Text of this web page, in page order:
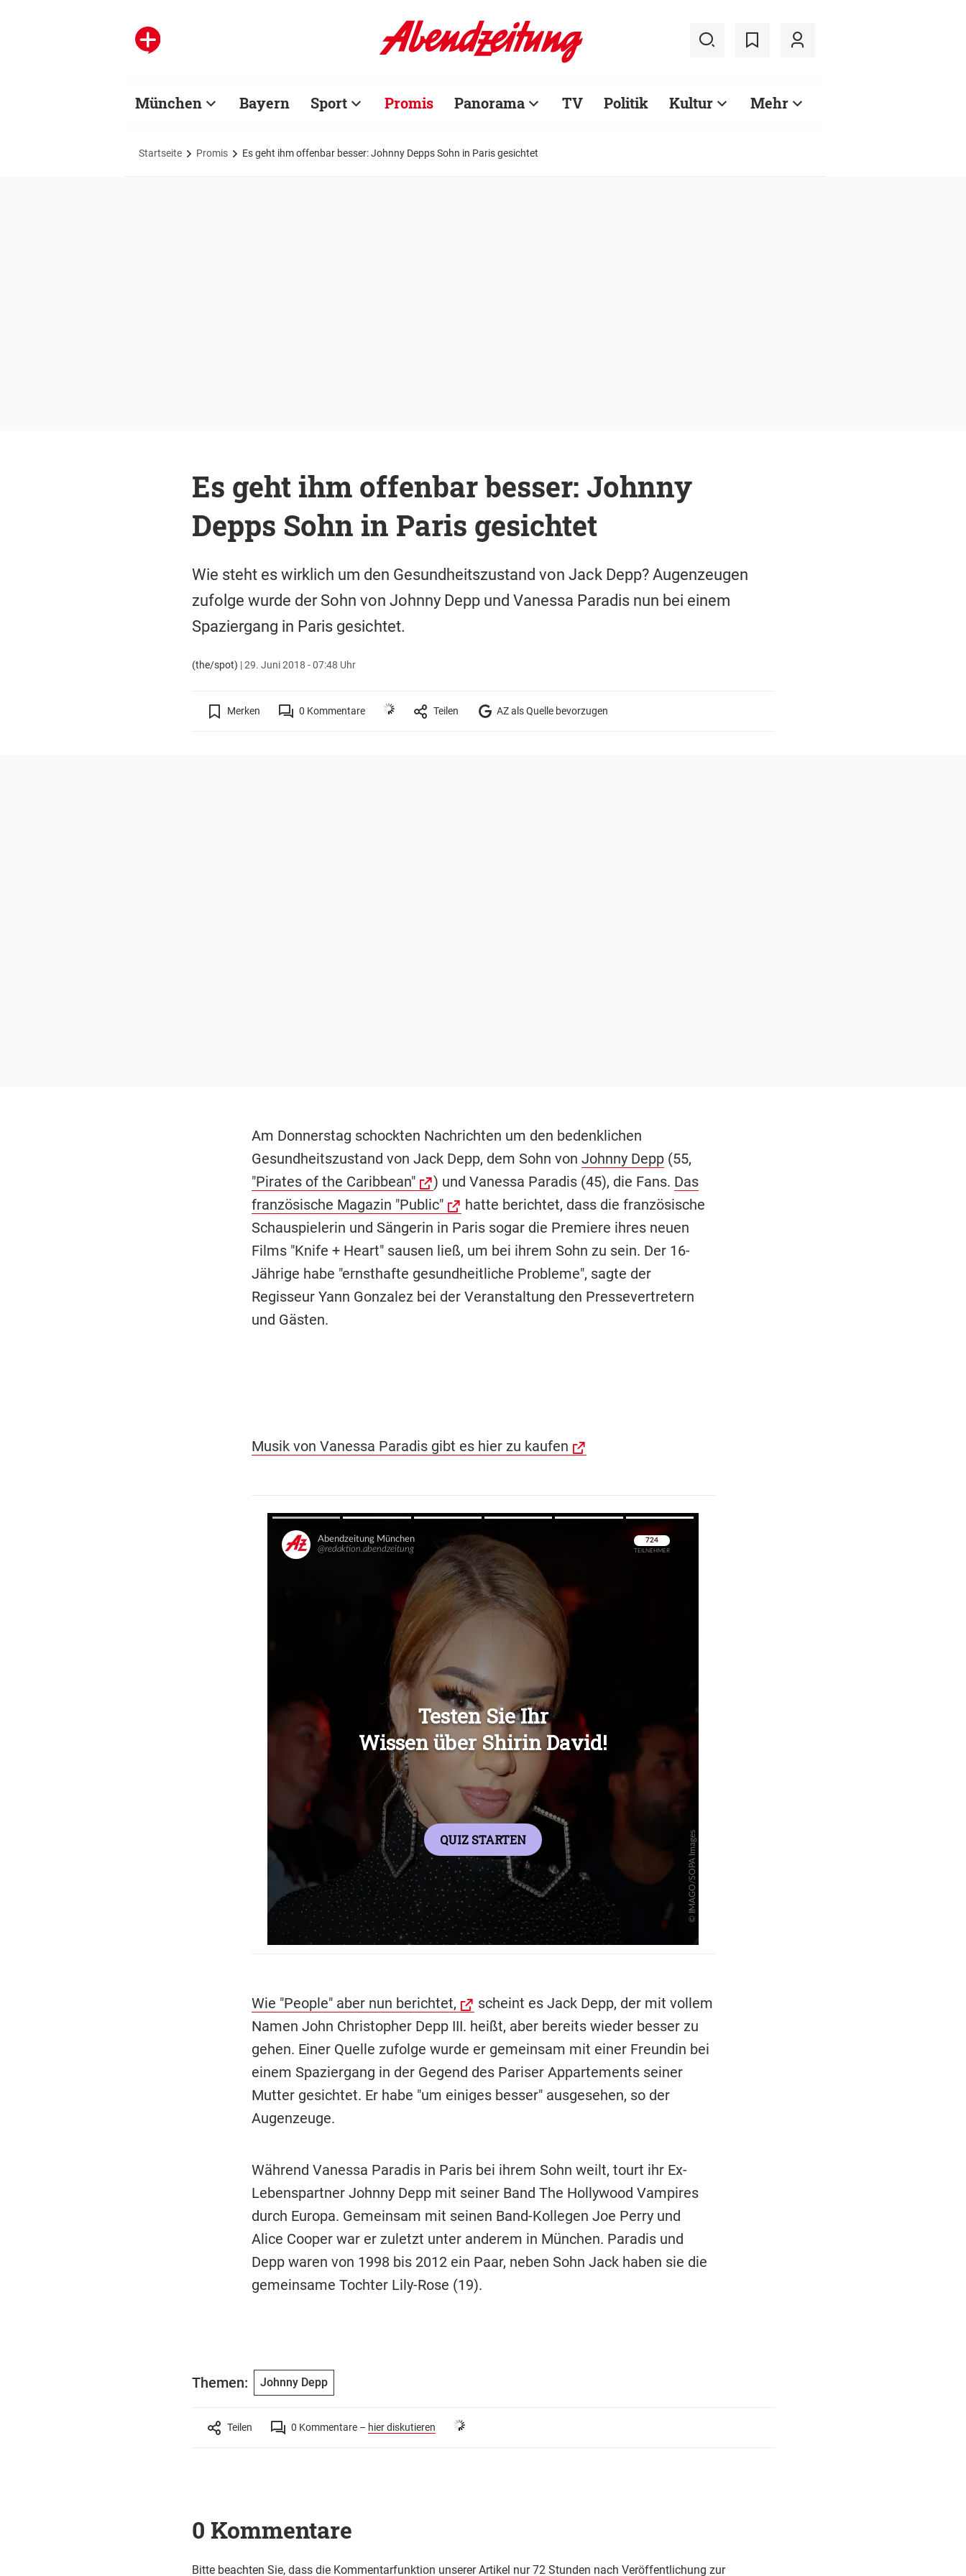
München Bayern Sport Promis Panorama TV Politik Kultur Mehr
Startseite Promis Es geht ihm offenbar besser: Johnny Depps Sohn in Paris gesichtet
Es geht ihm offenbar besser: Johnny
Depps Sohn in Paris gesichtet
Wie steht es wirklich um den Gesundheitszustand von Jack Depp? Augenzeugen
zufolge wurde der Sohn von Johnny Depp und Vanessa Paradis nun bei einem
Spaziergang in Paris gesichtet.
(the/spot) |29. Juni 2018 - 07:48 Uhr
Merken 0 Kommentare Teilen AZ als Quelle bevorzugen
Am Donnerstag schockten Nachrichten um den bedenklichen
Gesundheitszustand von Jack Depp, dem Sohn von Johnny Depp(55,
"Pirates of the Caribbean"
) und Vanessa Paradis (45), die Fans. Das
französische Magazin "Public"
hatte berichtet, dass die französische
Schauspielerin und Sängerin in Paris sogar die Premiere ihres neuen
Films "Knife + Heart" sausen ließ, um bei ihrem Sohn zu sein. Der 16-
Jährige habe "ernsthafte gesundheitliche Probleme", sagte der
Regisseur Yann Gonzalez bei der Veranstaltung den Pressevertretern
und Gästen.
Musik von Vanessa Paradis gibt es hier zu kaufen
Überspringen
Wie "People" aber nun berichtet,
scheint es Jack Depp, der mit vollem
Namen John Christopher Depp III. heißt, aber bereits wieder besser zu
gehen. Einer Quelle zufolge wurde er gemeinsam mit einer Freundin bei
einem Spaziergang in der Gegend des Pariser Appartements seiner
Mutter gesichtet. Er habe "um einiges besser" ausgesehen, so der
Augenzeuge.
Während Vanessa Paradis in Paris bei ihrem Sohn weilt, tourt ihr Ex-
Lebenspartner Johnny Depp mit seiner Band The Hollywood Vampires
durch Europa. Gemeinsam mit seinen Band-Kollegen Joe Perry und
Alice Cooper war er zuletzt unter anderem in München. Paradis und
Depp waren von 1998 bis 2012 ein Paar, neben Sohn Jack haben sie die
gemeinsame Tochter Lily-Rose (19).
Themen: Johnny Depp
Teilen 0 Kommentare – hier diskutieren
0 Kommentare
Bitte beachten Sie, dass die Kommentarfunktion unserer Artikel nur 72 Stunden nach Veröffentlichung zur